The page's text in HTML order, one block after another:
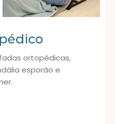
ortopédicas,
esporão e